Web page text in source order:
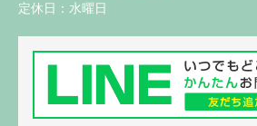
定休日： 水曜日